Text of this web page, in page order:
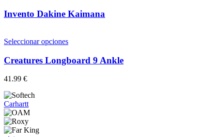
Invento Dakine Kaimana
Seleccionar opcionesEste
tiene
múltiples
Creatures Longboard 9 Ankle
41.99 €
Carhartt